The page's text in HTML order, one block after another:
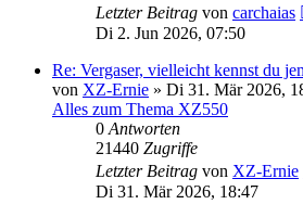
Letzter Beitrag von carchaias
Di 2. Jun 2026, 07:50
Re: Vergaser, vielleicht kennst du
von XZ-Ernie » Di 31. Mär 2026,
Alles zum Thema XZ550
0 Antworten
21440 Zugriffe
Letzter Beitrag von XZ-Ernie
Di 31. Mär 2026, 18:47